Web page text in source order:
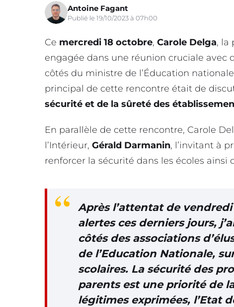
Antoine Fagant
Publié le 19/10/2023 à 07h00
Ce mercredi 18 octobre, Carole Delga, la
engagée dans une réunion cruciale avec
côtés du ministre de l’Éducation
principal de cette rencontre était de
sécurité et de la sûreté des
En parallèle de cette rencontre, Carole
l’Intérieur, Gérald Darmanin, l’invitant à
renforcer la sécurité dans les écoles ainsi
Après l’attentat de
alertes ces derniers jours,
côtés des associations
de l’Education Nationale,
scolaires. La sécurité des
parents est une priorité de
légitimes exprimées, l’Etat